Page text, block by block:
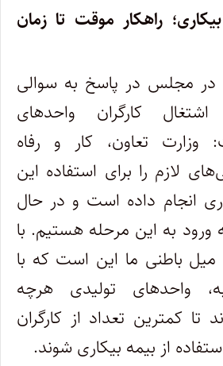
راهکار موقت تا زمان
در مجلس در پاسخ به سوالی
کارگران واحدهای
وزارت تعاون، کار و رفاه
لازم را برای استفاده این
انجام داده است و در حال
ورود به این مرحله هستیم. با
باطنی ما این است که با
واحدهای تولیدی هرچه
تا کمترین تعداد از کارگران
از بیمه بیکاری شوند.